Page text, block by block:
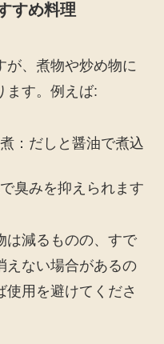
すめ料理
が、煮物や炒め物に
ます。例えば:
：だしと醤油で煮込
臭みを抑えられます
は減るものの、すで
えない場合があるの
使用を避けてくださ